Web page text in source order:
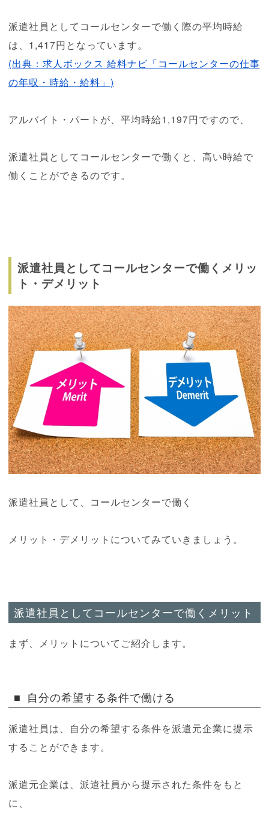
派遣社員としてコールセンターで働く際の平均時給
は、1,417円となっています。
(出典：求人ボックス 給料ナビ「コールセンターの仕事
の年収・時給・給料」)
アルバイト・パートが、平均時給1,197円ですので、
派遣社員としてコールセンターで働くと、高い時給で
働くことができるのです。
派遣社員としてコールセンターで働くメリッ
ト・デメリット
派遣社員として、コールセンターで働く
メリット・デメリットについてみていきましょう。
派遣社員としてコールセンターで働くメリット
まず、メリットについてご紹介します。
自分の希望する条件で働ける
派遣社員は、自分の希望する条件を派遣元企業に提示
することができます。
派遣元企業は、派遣社員から提示された条件をもと
に、